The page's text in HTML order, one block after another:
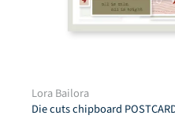
Lora Bailora
Die cuts chipboard